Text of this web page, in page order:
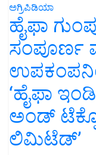
ಅಗ್ರಿಪಿಡಿಯಾ
ಹೈಫಾ
ಸಂಪೂರ್ಣ
‘ಹೈಫಾ
ಅಂಡ್
ಲಿಮಿಟೆಡ್’